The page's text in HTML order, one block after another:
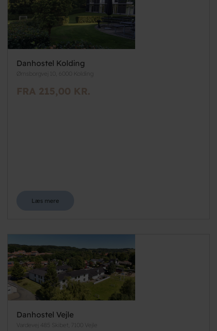
Danhostel Kolding
Ørnsborgvej 10, 6000 Kolding
FRA 215,00 KR.
Læs mere
Danhostel Vejle
Vardevej 485 Skibet, 7100 Vejle